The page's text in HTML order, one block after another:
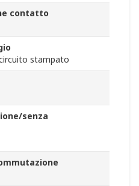
contatto
stampato
senza